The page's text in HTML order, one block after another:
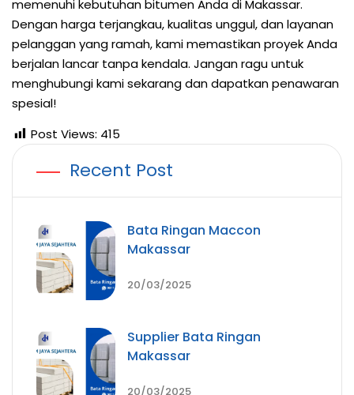
memenuhi kebutuhan bitumen Anda di Makassar.
Dengan harga terjangkau, kualitas unggul, dan layanan
pelanggan yang ramah, kami memastikan proyek Anda
berjalan lancar tanpa kendala. Jangan ragu untuk
menghubungi kami sekarang dan dapatkan penawaran
spesial!
Post Views: 415
Recent Post
Bata Ringan Maccon
Makassar
20/03/2025
Supplier Bata Ringan
Makassar
20/03/2025